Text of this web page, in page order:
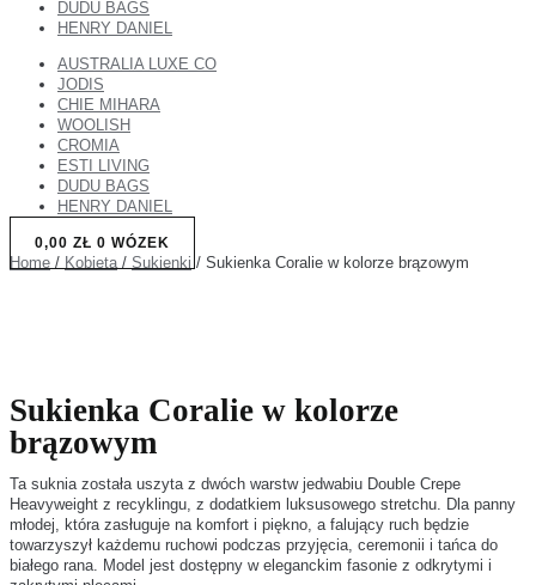
DUDU BAGS
HENRY DANIEL
AUSTRALIA LUXE CO
JODIS
CHIE MIHARA
WOOLISH
CROMIA
ESTI LIVING
DUDU BAGS
HENRY DANIEL
0,00 ZŁ 0 WÓZEK
Home / Kobieta / Sukienki / Sukienka Coralie w kolorze brązowym
Sukienka Coralie w kolorze
brązowym
Ta suknia została uszyta z dwóch warstw jedwabiu Double Crepe
Heavyweight z recyklingu, z dodatkiem luksusowego stretchu. Dla panny
młodej, która zasługuje na komfort i piękno, a falujący ruch będzie
towarzyszył każdemu ruchowi podczas przyjęcia, ceremonii i tańca do
białego rana. Model jest dostępny w eleganckim fasonie z odkrytymi i